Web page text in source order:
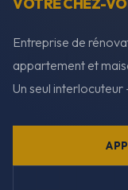
Entreprise de
appartement et
Un seul interlocuteur